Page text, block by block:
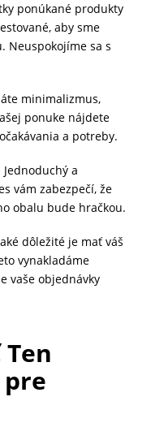
ponúkané produkty
aby sme
Neuspokojíme sa s
minimalizmus,
ponuke nájdete
a potreby.
Jednoduchý a
vám zabezpečí, že
obalu bude hračkou.
dôležité je mať váš
vynakladáme
vaše objednávky